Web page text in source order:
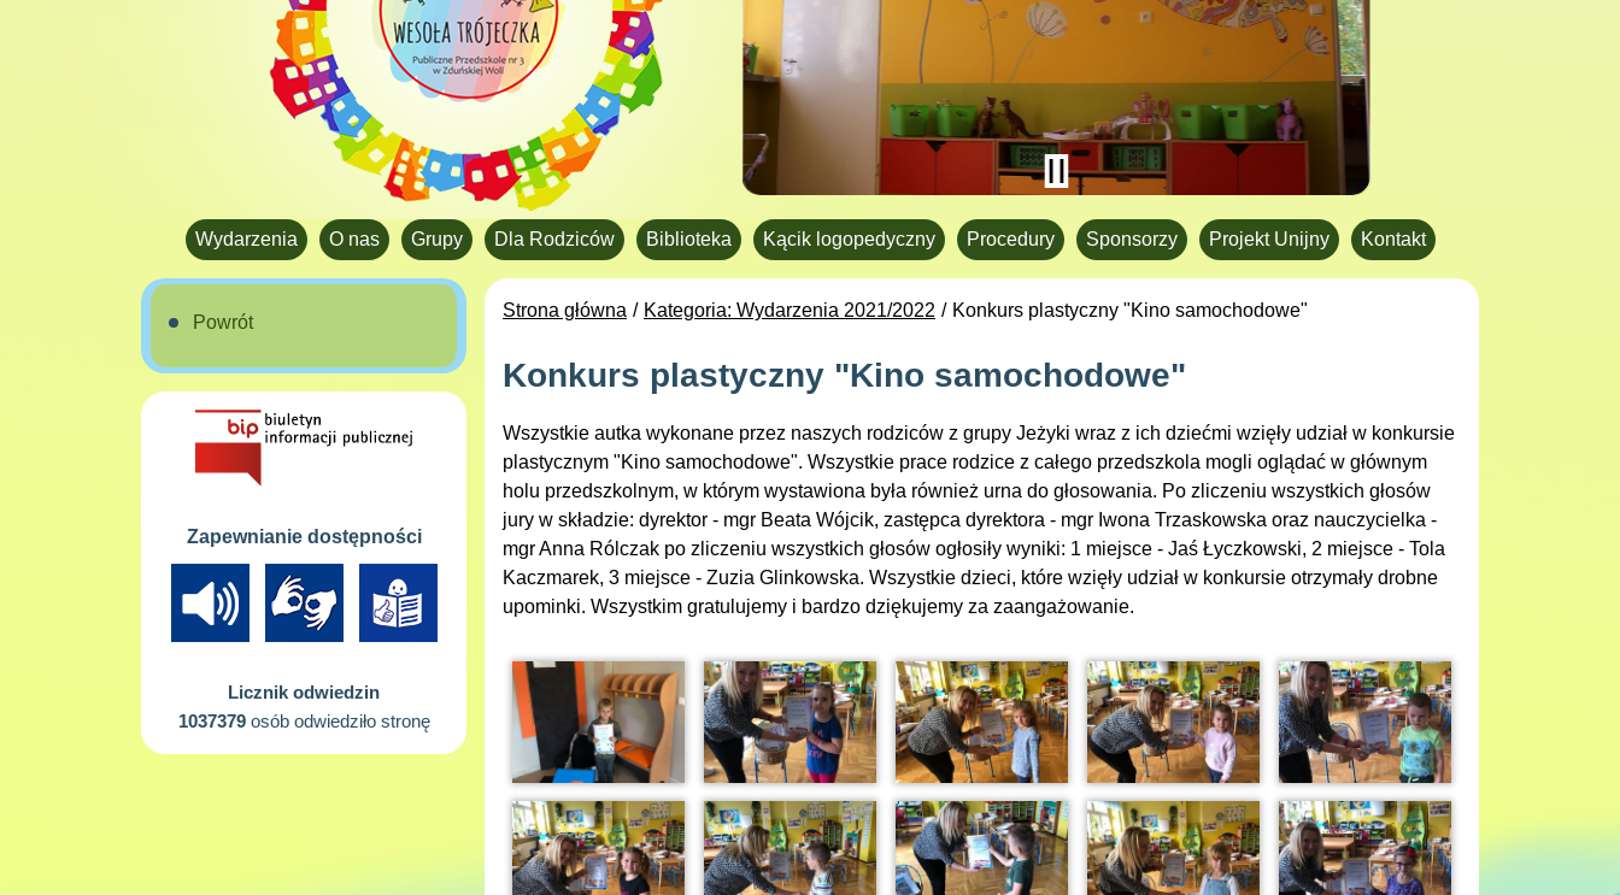
Wydarzenia O nas Grupy Dla Rodziców Biblioteka Kącik logopedyczny Procedury Sponsorzy Projekt Unijny Kontakt
Strona główna Kategoria: Wydarzenia 2021/2022 Konkurs plastyczny "Kino samochodowe"
Konkurs plastyczny "Kino samochodowe"
Wszystkie autka wykonane przez naszych rodziców z grupy Jeżyki wraz z ich dziećmi wzięły udział w konkursie
plastycznym "Kino samochodowe". Wszystkie prace rodzice z całego przedszkola mogli oglądać w głównym
holu przedszkolnym, w którym wystawiona była również urna do głosowania. Po zliczeniu wszystkich głosów
jury w składzie: dyrektor - mgr Beata Wójcik, zastępca dyrektora - mgr Iwona Trzaskowska oraz nauczycielka -
mgr Anna Rólczak po zliczeniu wszystkich głosów ogłosiły wyniki: 1 miejsce - Jaś Łyczkowski, 2 miejsce - Tola
Kaczmarek, 3 miejsce - Zuzia Glinkowska. Wszystkie dzieci, które wzięły udział w konkursie otrzymały drobne
upominki. Wszystkim gratulujemy i bardzo dziękujemy za zaangażowanie.
Powrót
Zapewnianie dostępności
Licznik odwiedzin
1037379osób odwiedziło stronę